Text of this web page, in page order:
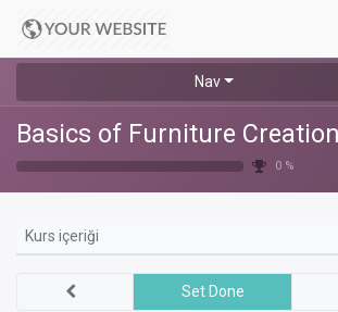
Nav
Basics of Furniture Creation
0 %
Kurs içeriği
Set Done